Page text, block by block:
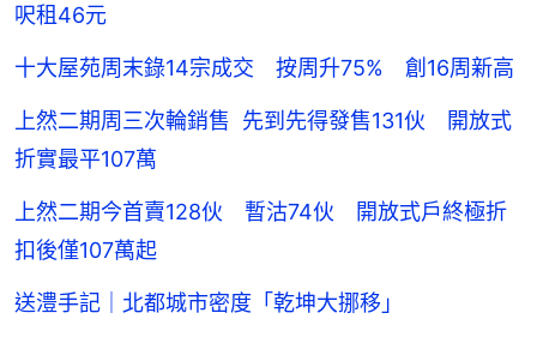
呎租46元
十大屋苑周末錄14宗成交 按周升75% 創16周新高
上然二期周三次輪銷售 先到先得發售131伙 開放式
折實最平107萬
上然二期今首賣128伙 暫沽74伙 開放式戶終極折
扣後僅107萬起
送澧手記｜北都城市密度「乾坤大挪移」